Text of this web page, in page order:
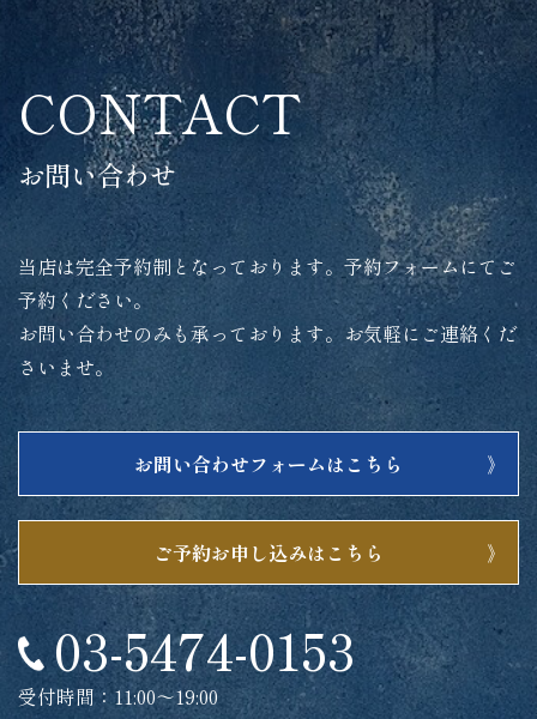
CONTACT
お問い合わせ
当店は完全予約制となっております。予約フォームにてご
予約ください。
お問い合わせのみも承っております。お気軽にご連絡くだ
さいませ。
お問い合わせフォームはこちら
ご予約お申し込みはこちら
03-5474-0153
受付時間：11:00～19:00